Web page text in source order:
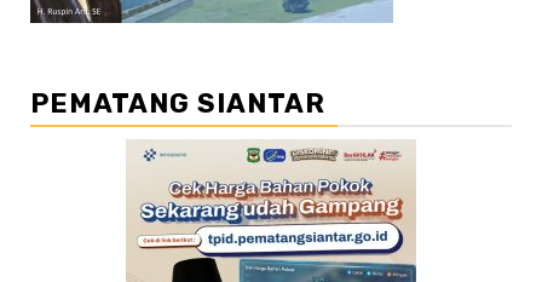
PEMATANG SIANTAR